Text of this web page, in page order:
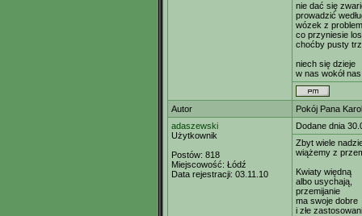
nie dać się
prowadzić
wózek z
co przyniesie
choćby pusty
niech się dzieje
w nas wokół nas
Autor
Pokój Pana
adaszewski
Użytkownik
Postów: 818
Miejscowość: Łódź
Data rejestracji: 03.11.10
Dodane dnia
Zbyt wiele
wiążemy z
Kwiaty więdną
albo usychają,
przemijanie
ma swoje dobre
i złe